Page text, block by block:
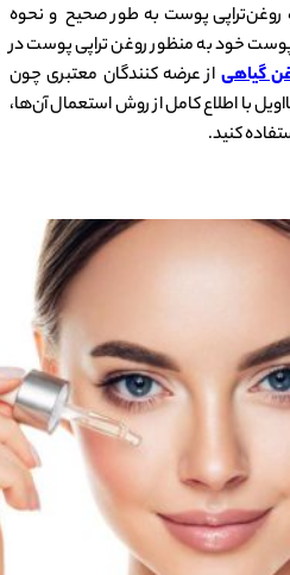
روغن‌تراپی پوست به طور صحیح و نحوه
خود به منظور روغن تراپی پوست در
گیاهی از عرضه کنندگان معتبری چون
با اطلاع کامل از روش استعمال آن‌ها،
کنید.